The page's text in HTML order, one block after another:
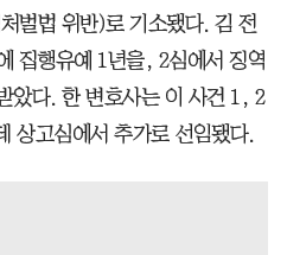
벌법 위반)로 기소됐다. 김 전
집행유예 1년을, 2심에서 징역
았다. 한 변호사는 이 사건 1, 2
상고심에서 추가로 선임됐다.